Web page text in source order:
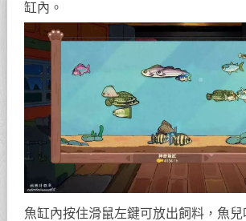
缸內。
魚缸內按住滑鼠左鍵可放出飼料，魚